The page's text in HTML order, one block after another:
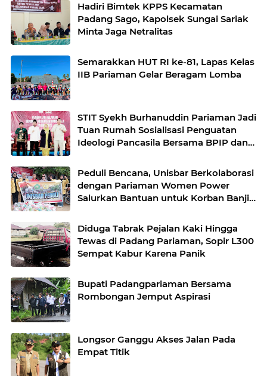
Hadiri Bimtek KPPS Kecamatan
Padang Sago, Kapolsek Sungai Sariak
Minta Jaga Netralitas
Semarakkan HUT RI ke-81, Lapas Kelas
IIB Pariaman Gelar Beragam Lomba
STIT Syekh Burhanuddin Pariaman Jadi
Tuan Rumah Sosialisasi Penguatan
Ideologi Pancasila Bersama BPIP dan
Peduli Bencana, Unisbar Berkolaborasi
dengan Pariaman Women Power
Salurkan Bantuan untuk Korban Banjir
Diduga Tabrak Pejalan Kaki Hingga
Tewas di Padang Pariaman, Sopir L300
Sempat Kabur Karena Panik
Bupati Padangpariaman Bersama
Rombongan Jemput Aspirasi
Longsor Ganggu Akses Jalan Pada
Empat Titik